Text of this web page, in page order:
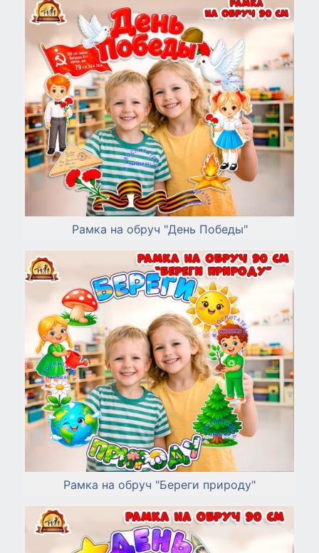
Рамка на обруч "День Победы"
Рамка на обруч "Береги природу"